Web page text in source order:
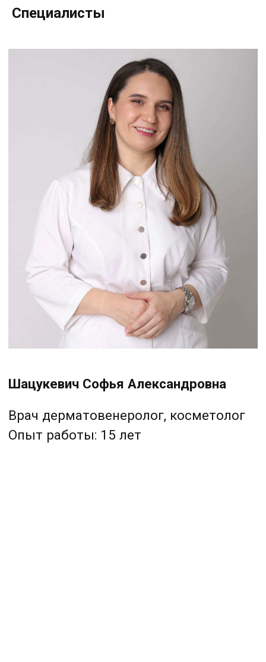
Специалисты
Врач дерматовенеролог, косметолог
Опыт работы: 15 лет
Михельсон Елена Александровна
Врач акушер-гинеколог,
дерматовенеролог, косметолог
Опыт работы: 9 лет